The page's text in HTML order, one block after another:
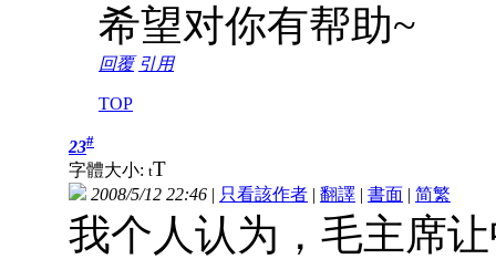
希望对你有帮助~
回覆 引用
TOP
23#
字體大小: tT
2008/5/12 22:46 | 只看該作者 | 翻譯 | 書面 | 简繁
我个人认为，毛主席